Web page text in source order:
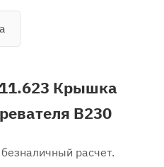
Крышка
B230
расчет.